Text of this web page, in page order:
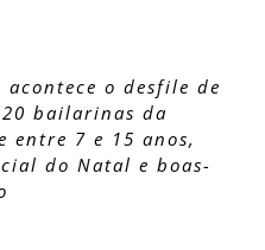
o desfile de
bailarinas da
entre 7 e 15 anos,
do Natal e boas-